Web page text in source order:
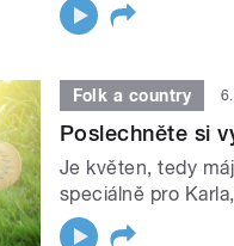
Folk a country
Poslechněte si
Je květen, tedy
speciálně pro